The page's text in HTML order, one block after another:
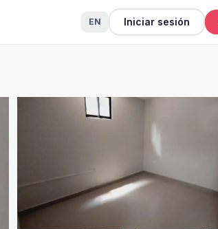
EN Iniciar sesión